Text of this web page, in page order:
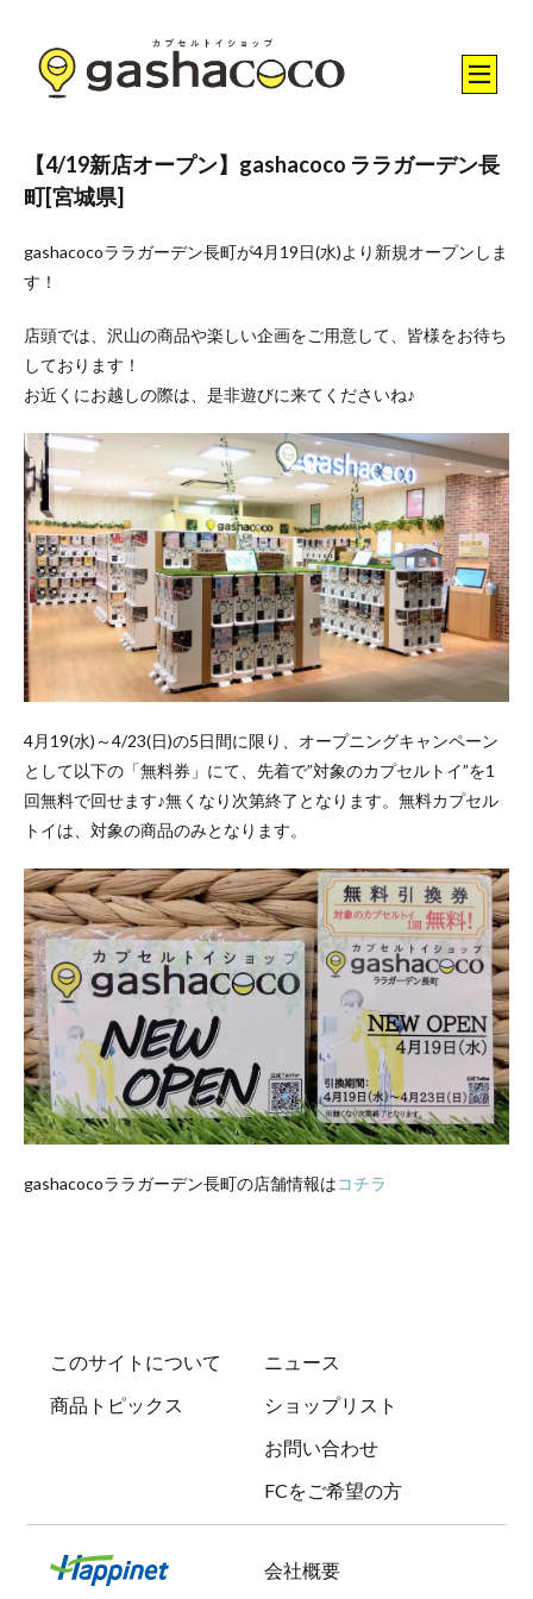
【4/19新店オープン】gashacoco ララガーデン長
町[宮城県]
gashacocoララガーデン長町が4月19日(水)より新規オープンしま
す！
店頭では、沢山の商品や楽しい企画をご用意して、皆様をお待ち
しております！
お近くにお越しの際は、是非遊びに来てくださいね♪
4月19(水)～4/23(日)の5日間に限り、オープニングキャンペーン
として以下の「無料券」にて、先着で”対象のカプセルトイ”を1
回無料で回せます♪無くなり次第終了となります。無料カプセル
トイは、対象の商品のみとなります。
gashacocoララガーデン長町の店舗情報はコチラ
このサイトについて
ニュース
商品トピックス
ショップリスト
お問い合わせ
FCをご希望の方
会社概要